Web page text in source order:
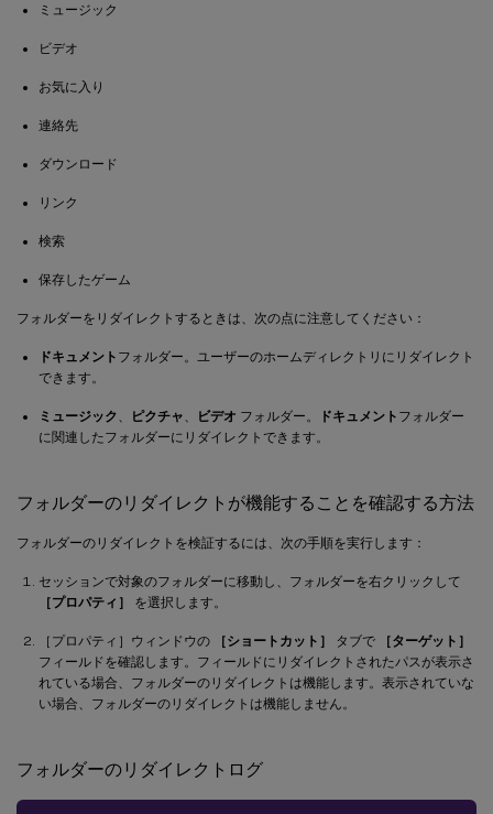
ミュージック
ビデオ
お気に入り
連絡先
ダウンロード
リンク
検索
保存したゲーム
フォルダーをリダイレクトするときは、次の点に注意してください：
ドキュメント フォルダー。ユーザーのホームディレクトリにリダイレクト
できます。
ミュージック ピクチャ ビデオ フォルダー。 ドキュメント フォルダー
に関連したフォルダーにリダイレクトできます。
フォルダーのリダイレクトが機能することを確認する方法
フォルダーのリダイレクトを検証するには、次の手順を実行します：
セッションで対象のフォルダーに移動し、フォルダーを右クリックして
［プロパティ］
を選択します。
［プロパティ］ウィンドウの ［ショートカット］ タブで
［ターゲット］
フィールドを確認します。フィールドにリダイレクトされたパスが表示さ
れている場合、フォルダーのリダイレクトは機能します。表示されていな
い場合、フォルダーのリダイレクトは機能しません。
フォルダーのリダイレクトログ